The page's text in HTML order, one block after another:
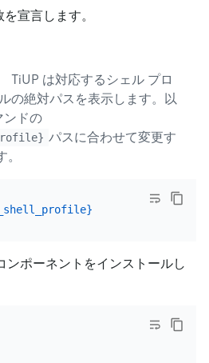
宣言します。
TiUP は対応するシェル プロ
の絶対パスを表示します。以
ンドの
パスに合わせて変更す
ンポーネントをインストールし